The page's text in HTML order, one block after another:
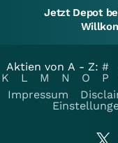
Jetzt Depot
Aktien von A - Z: #
K
L M N O P
Impressum